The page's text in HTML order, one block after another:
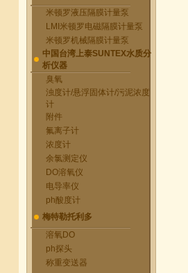
米顿罗液压隔膜计量泵
LMI米顿罗电磁隔膜计量泵
米顿罗机械隔膜计量泵
中国台湾上泰SUNTEX水质分
析仪器
臭氧
浊度计/悬浮固体计/污泥浓度
计
附件
氟离子计
浓度计
余氯测定仪
DO溶氧仪
电导率仪
ph酸度计
梅特勒托利多
溶氧DO
ph探头
称重变送器